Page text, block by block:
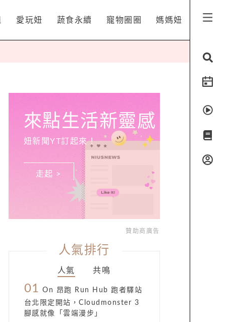
愛玩妞 蔬食永續 寵物圈圈 媽媽妞
來點生活新靈感
妞新聞YT訂起來！
走起 >
贊助商廣告
人氣排行
人氣 共鳴
01 On 昂跑 Run Hub 跑者驛站
台北限定開站，Cloudmonster 3
腳感就像「雲端漫步」